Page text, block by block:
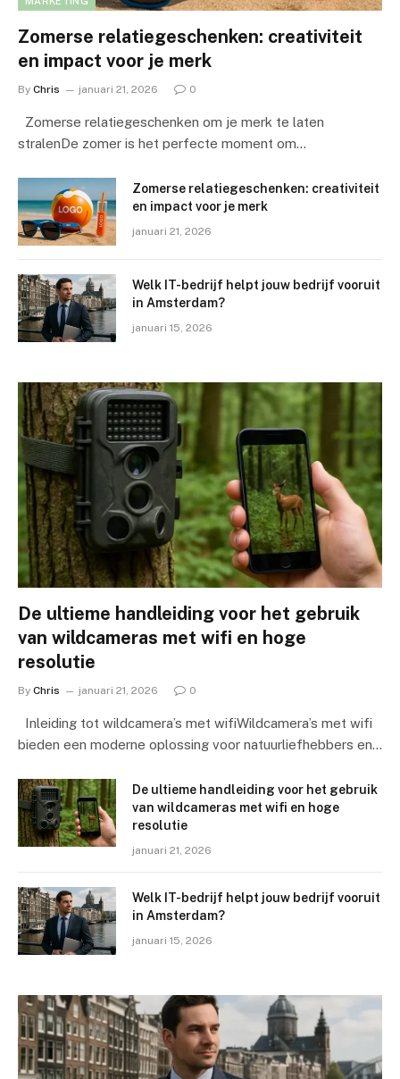
Zomerse relatiegeschenken: creativiteit
en impact voor je merk
By Chris januari 21, 2026 0
Zomerse relatiegeschenken om je merk te laten
stralenDe zomer is het perfecte moment om…
Zomerse relatiegeschenken: creativiteit
en impact voor je merk
januari 21, 2026
Welk IT-bedrijf helpt jouw bedrijf vooruit
in Amsterdam?
januari 15, 2026
De ultieme handleiding voor het gebruik
van wildcameras met wifi en hoge
resolutie
By Chris januari 21, 2026 0
Inleiding tot wildcamera’s met wifiWildcamera’s met wifi
bieden een moderne oplossing voor natuurliefhebbers en…
De ultieme handleiding voor het gebruik
van wildcameras met wifi en hoge
resolutie
januari 21, 2026
Welk IT-bedrijf helpt jouw bedrijf vooruit
in Amsterdam?
januari 15, 2026